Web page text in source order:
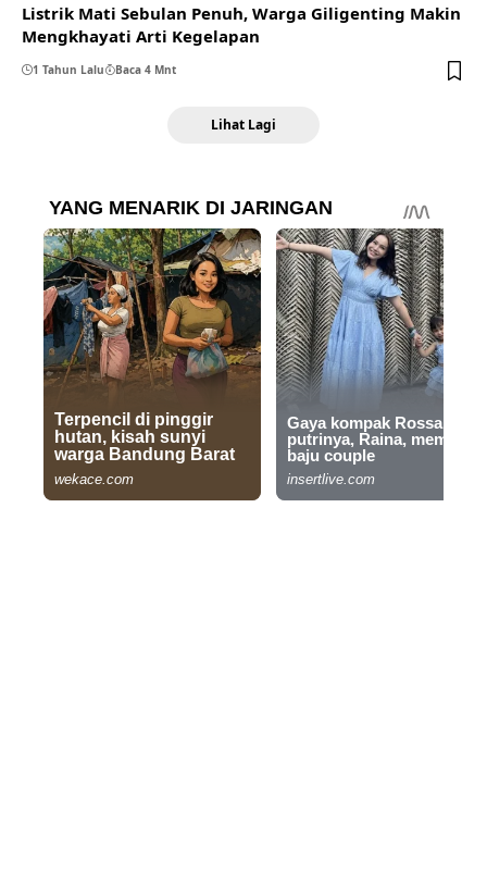
Listrik Mati Sebulan Penuh, Warga Giligenting Makin
Mengkhayati Arti Kegelapan
1 Tahun Lalu Baca 4 Mnt
Lihat Lagi